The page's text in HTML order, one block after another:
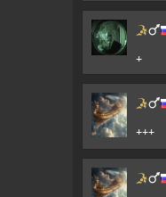
+
+++